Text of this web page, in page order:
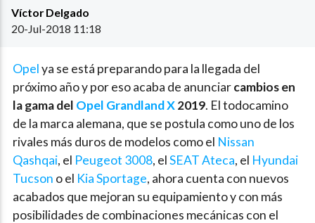
Víctor Delgado
20-Jul-2018 11:18
Opelya se está preparando para la llegada del
próximo año y por eso acaba de anunciarcambios en
la gama del Opel Grandland X2019. El todocamino
de la marca alemana, que se postula como uno de los
rivales más duros de modelos como el Nissan
Qashqai, el Peugeot 3008, elSEAT Ateca, el Hyundai
Tucson o el Kia Sportage, ahora cuenta con nuevos
acabados que mejoran su equipamiento y con más
posibilidades de combinaciones mecánicas con el